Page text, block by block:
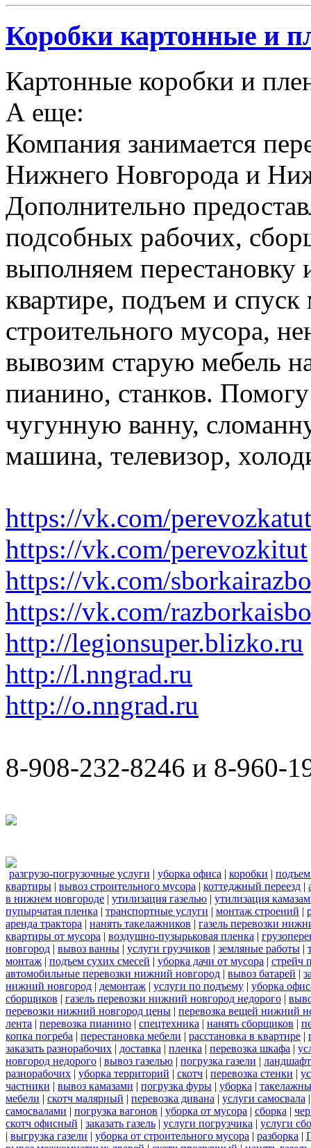
Коробки картонные и
Картонные коробки и
А еще:
Компания занимается
Нижнего Новгорода и
Дополнительно
подсобных рабочих,
выполняем перестановку
квартире, подъем и спуск
строительного мусора,
вывозим старую мебель
пианино, станков.
чугунную ванну,
машина, телевизор,
https://vk.com/perevozkatut
https://vk.com/perevozkitut
https://vk.com/
https://vk.com/
http://legionsuper.blizko.ru
http://l.nngrad.ru
http://o.nngrad.ru
8-908-232-8246 и 8-960-
разгрузо-погрузочные услуги | уборка офиса | коробки |
квартиры | вывоз строительного мусора | коттеджный переезд |
в нижнем новгороде | утилизация газелью | утилизация
пупырчатая пленка | транспортные услуги | монтаж строений |
аренда трактора | нанять такелажников | газель перевозки
квартиры от мусора | воздушно-пузырьковая пленка |
новгород | вывоз ванны | услуги грузчиков | земляные работы |
монтаж | подъем сухих смесей | уборка дачи от мусора | стрейч
автомобильные перевозки нижний новгород | вывоз батарей |
нижний новгород | демонтаж | услуги по подъему | уборка
сборщиков | газель перевозки нижний новгород недорого |
перевозки нижний новгород цены | перевозка вещей нижний
лента | перевозка пианино | спецтехника | нанять сборщиков |
копка погреба | перестановка мебели | расстановка в квартире |
заказать разнорабочих | доставка | пленка | перевозка шкафа |
новгород недорого | вывоз газелью | погрузка газели |
разнорабочих | уборка территорий | скотч | перевозка стенки |
частники | вывоз камазами | погрузка фуры | уборка |
мебели | скотч малярный | перевозка дивана | услуги самосвала
самосвалами | погрузка вагонов | уборка от мусора | сборка |
скотч офисный | заказать газель | услуги погрузчика | услуги
| выгрузка газели | уборка от строительного мусора | разборка |